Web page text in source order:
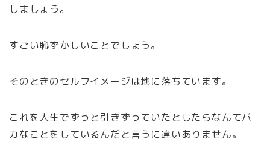
しましょう。
すごい恥ずかしいことでしょう。
そのときのセルフイメージは地に落ちています。
これを人生でずっと引きずっていたとしたらなんてバ
カなことをしているんだと言うに違いありません。